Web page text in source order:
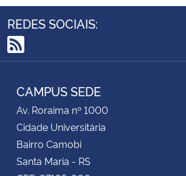
REDES SOCIAIS:
RSS
CAMPUS SEDE
Av. Roraima nº 1000
Cidade Universitária
Bairro Camobi
Santa Maria - RS